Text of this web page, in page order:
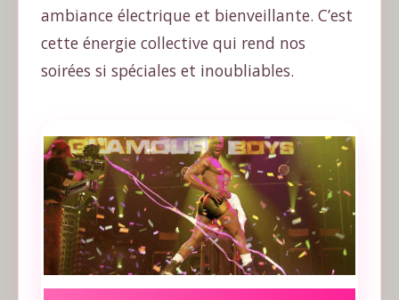
ambiance électrique et bienveillante. C’est
cette énergie collective qui rend nos
soirées si spéciales et inoubliables.